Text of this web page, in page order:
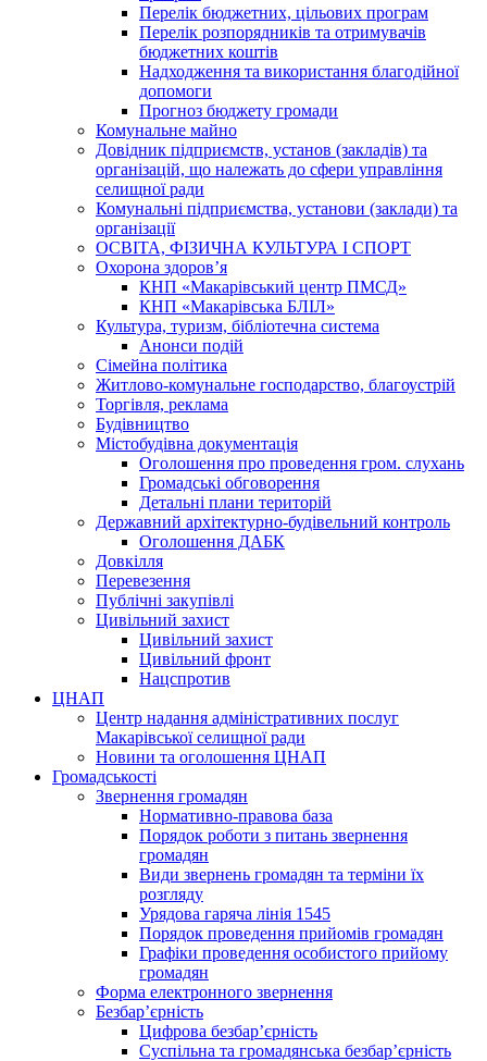
Перелік бюджетних, цільових програм
Перелік розпорядників та отримувачів
бюджетних коштів
Надходження та використання благодійної
допомоги
Прогноз бюджету громади
Комунальне майно
Довідник підприємств, установ (закладів) та
організацій, що належать до сфери управління
селищної ради
Комунальні підприємства, установи (заклади) та
організації
ОСВІТА, ФІЗИЧНА КУЛЬТУРА І СПОРТ
Охорона здоров’я
КНП «Макарівський центр ПМСД»
КНП «Макарівська БЛІЛ»
Культура, туризм, бібліотечна система
Анонси подій
Сімейна політика
Житлово-комунальне господарство, благоустрій
Торгівля, реклама
Будівництво
Містобудівна документація
Оголошення про проведення гром. слухань
Громадські обговорення
Детальні плани територій
Державний архітектурно-будівельний контроль
Оголошення ДАБК
Довкілля
Перевезення
Публічні закупівлі
Цивільний захист
Цивільний захист
Цивільний фронт
Нацспротив
ЦНАП
Центр надання адміністративних послуг
Макарівської селищної ради
Новини та оголошення ЦНАП
Громадськості
Звернення громадян
Нормативно-правова база
Порядок роботи з питань звернення
громадян
Види звернень громадян та терміни їх
розгляду
Урядова гаряча лінія 1545
Порядок проведення прийомів громадян
Графіки проведення особистого прийому
громадян
Форма електронного звернення
Безбар’єрність
Цифрова безбар’єрність
Суспільна та громадянська безбар’єрність